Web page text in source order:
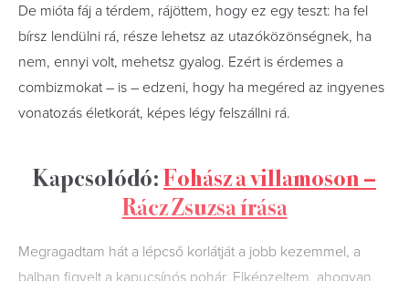
De mióta fáj a térdem, rájöttem, hogy ez egy teszt: ha fel
bírsz lendülni rá, része lehetsz az utazóközönségnek, ha
nem, ennyi volt, mehetsz gyalog. Ezért is érdemes a
combizmokat – is – edzeni, hogy ha megéred az ingyenes
vonatozás életkorát, képes légy felszállni rá.
Kapcsolódó:Fohász a villamoson –
Rácz Zsuzsa írása
Megragadtam hát a lépcső korlátját a jobb kezemmel, a
balban figyelt a kapucsínós pohár. Elképzeltem, ahogyan